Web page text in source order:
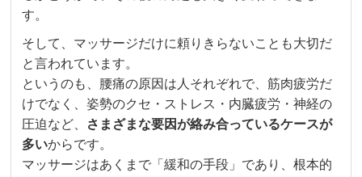
す。
そして、マッサージだけに頼りきらないことも大切だ
と言われています。
というのも、腰痛の原因は人それぞれで、筋肉疲労だ
けでなく、姿勢のクセ・ストレス・内臓疲労・神経の
圧迫など、
さまざまな要因が絡み合っているケースが
多いからです。
マッサージはあくまで「緩和の手段」であり、根本的